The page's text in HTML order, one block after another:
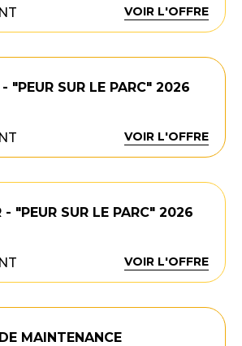
VOIR L'OFFRE
- "PEUR SUR LE PARC" 2026
VOIR L'OFFRE
- "PEUR SUR LE PARC" 2026
VOIR L'OFFRE
MAINTENANCE